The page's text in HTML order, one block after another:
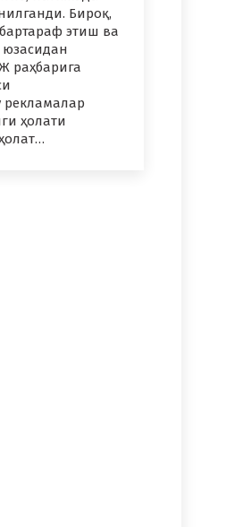
Бироқ,
этиш ва
юзасидан
раҳбарига
ҳолати